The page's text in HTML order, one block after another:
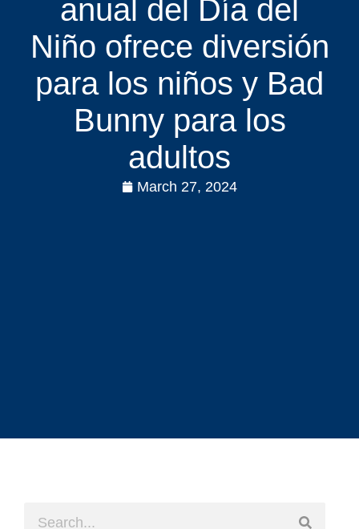
anual del Día del
Niño ofrece diversión
para los niños y Bad
Bunny para los
adultos
March 27, 2024